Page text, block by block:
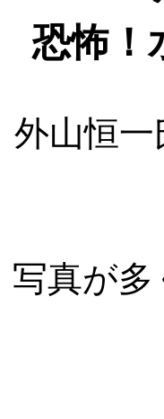
恐怖！
外山恒
写真が